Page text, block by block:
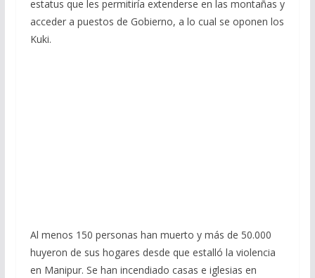
estatus que les permitiría extenderse en las montañas y
acceder a puestos de Gobierno, a lo cual se oponen los
Kuki.
Al menos 150 personas han muerto y más de 50.000
huyeron de sus hogares desde que estalló la violencia
en Manipur. Se han incendiado casas e iglesias en